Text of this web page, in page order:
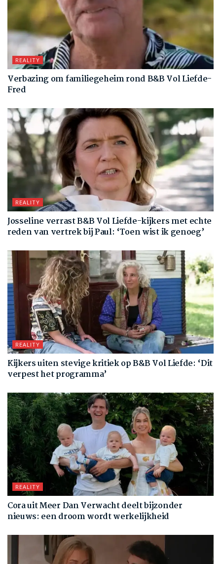
REALITY
Verbazing om familiegeheim rond B&B Vol Liefde-
Fred
REALITY
Josseline verrast B&B Vol Liefde-kijkers met echte
reden van vertrek bij Paul: ‘Toen wist ik genoeg’
REALITY
Kijkers uiten stevige kritiek op B&B Vol Liefde: ‘Dit
verpest het programma’
REALITY
Cora uit Meer Dan Verwacht deelt bijzonder
nieuws: een droom wordt werkelijkheid